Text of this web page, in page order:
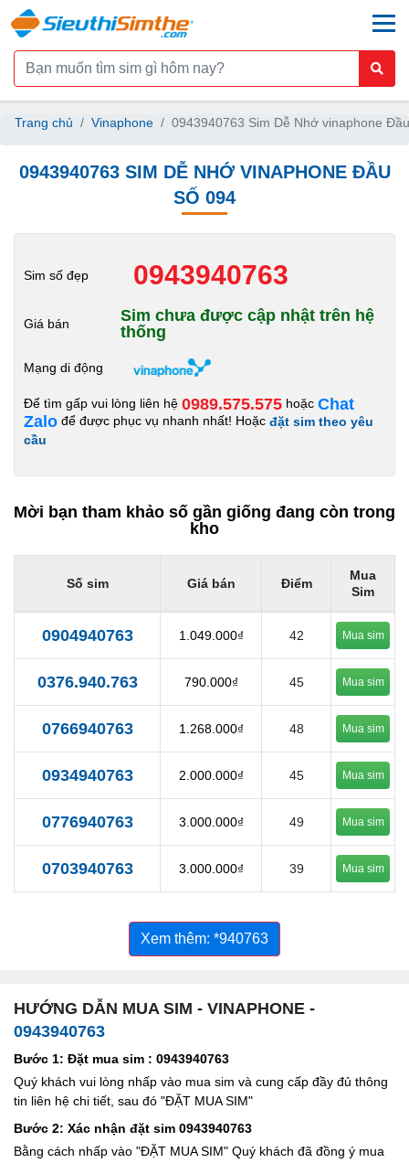
Trang chủ Vinaphone 0943940763 Sim Dễ Nhớ vinaphone
0943940763 SIM DỄ NHỚ VINAPHONE ĐẦU
SỐ 094
Sim số đẹp 0943940763
Giá bán
Sim chưa được cập nhật trên hệ
thống
Mạng di động
Để tìm gấp vui lòng liên hệ 0989.575.575 hoặc Chat
Zalo để được phục vụ nhanh nhất! Hoặc đặt sim theo yêu
cầu
Mời bạn tham khảo số gần giống đang còn trong
kho
Số sim Giá bán Điểm
Mua
Sim
0904940763 1.049.000₫ 42 Mua sim
0376.940.763 790.000₫ 45 Mua sim
0766940763 1.268.000₫ 48 Mua sim
0934940763 2.000.000₫ 45 Mua sim
0776940763 3.000.000₫ 49 Mua sim
0703940763 3.000.000₫ 39 Mua sim
Xem thêm: *940763
HƯỚNG DẪN MUA SIM - VINAPHONE -
0943940763
Bước 1: Đặt mua sim : 0943940763
Quý khách vui lòng nhấp vào mua sim và cung cấp đầy đủ thông
tin liên hệ chi tiết, sau đó "ĐẶT MUA SIM"
Bước 2: Xác nhận đặt sim 0943940763
Bằng cách nhấp vào "ĐẶT MUA SIM" Quý khách đã đồng ý mua